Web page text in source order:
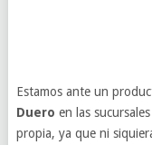
Estamos ante un
Duero en las
propia, ya que ni